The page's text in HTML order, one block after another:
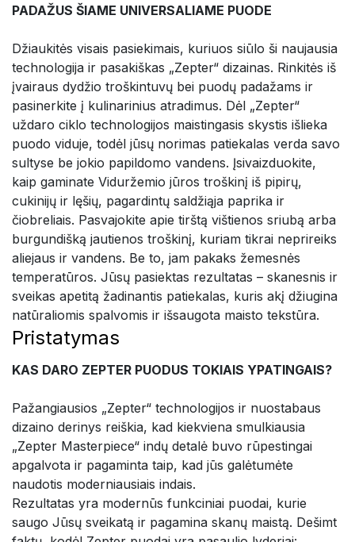
PADAŽUS ŠIAME UNIVERSALIAME PUODE
Džiaukitės visais pasiekimais, kuriuos siūlo ši naujausia
technologija ir pasakiškas „Zepter“ dizainas. Rinkitės iš
įvairaus dydžio troškintuvų bei puodų padažams ir
pasinerkite į kulinarinius atradimus. Dėl „Zepter“
uždaro ciklo technologijos maistingasis skystis išlieka
puodo viduje, todėl jūsų norimas patiekalas verda savo
sultyse be jokio papildomo vandens. Įsivaizduokite,
kaip gaminate Viduržemio jūros troškinį iš pipirų,
cukinijų ir lęšių, pagardintų saldžiąja paprika ir
čiobreliais. Pasvajokite apie tirštą vištienos sriubą arba
burgundišką jautienos troškinį, kuriam tikrai neprireiks
aliejaus ir vandens. Be to, jam pakaks žemesnės
temperatūros. Jūsų pasiektas rezultatas – skanesnis ir
sveikas apetitą žadinantis patiekalas, kuris akį džiugina
natūraliomis spalvomis ir išsaugota maisto tekstūra.
Pristatymas
KAS DARO ZEPTER PUODUS TOKIAIS YPATINGAIS?
Pažangiausios „Zepter“ technologijos ir nuostabaus
dizaino derinys reiškia, kad kiekviena smulkiausia
„Zepter Masterpiece“ indų detalė buvo rūpestingai
apgalvota ir pagaminta taip, kad jūs galėtumėte
naudotis moderniausiais indais.
Rezultatas yra modernūs funkciniai puodai, kurie
saugo Jūsų sveikatą ir pagamina skanų maistą. Dešimt